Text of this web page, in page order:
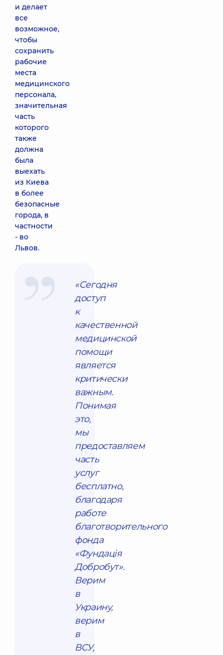
и делает
все
возможное,
чтобы
сохранить
рабочие
места
медицинского
персонала,
значительная
часть
которого
также
должна
была
выехать
из Киева
в более
безопасные
города, в
частности
- во
Львов.
«Сегодня
доступ
к
качественной
медицинской
помощи
является
критически
важным.
Понимая
это,
мы
предоставляем
часть
услуг
бесплатно,
благодаря
работе
благотворительного
фонда
«Фундація
Добробут».
Верим
в
Украину,
верим
в
ВСУ,